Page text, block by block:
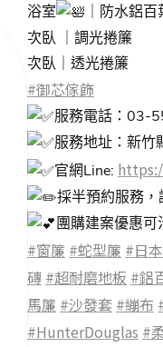
浴室
｜防水鋁百
次臥 ｜調光捲簾
次臥｜透光捲簾
#御芯傢飾
服務電話：03-
服務地址：新竹
官網Line:
採半預約服務
團購建案優惠
#窗簾 #蛇型簾 #日
磚 #超耐磨地板 #鋁
馬簾 #沙發套 #繃布
#HunterDouglas #